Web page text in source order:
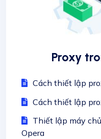
Proxy
Cách thiết lập
Cách thiết lập
Thiết lập máy
Opera